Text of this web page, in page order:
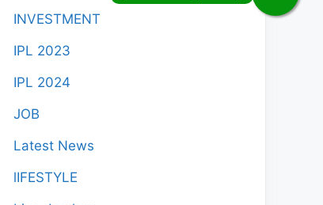
INVESTMENT
IPL 2023
IPL 2024
JOB
Latest News
lIFESTYLE